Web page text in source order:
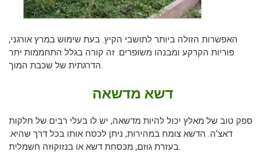
האפשרות הזולה ביותר לתושבי הקיץ. בעת שימוש במרץ אורגני,
פוריות הקרקע ומבנהו משופרים. זה קורה בגלל התחממות יתר
הדרגתית של שכבת המוך.
דשא מדשאה
ספק טוב של מאלץ יכול להיות מדשאה, יש לו בעלי רבים של חלקות
דאצ'ה. הדשא צומח במהירות, ניתן לכסח אותו בכל דרך שהיא:
בעזרת גוזם, מכסחת דשא או בנזוקוזה חשמלית.